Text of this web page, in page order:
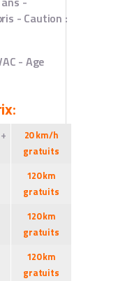
- Caution :
- Age
20 km/h
gratuits
120 km
gratuits
120 km
gratuits
120 km
gratuits